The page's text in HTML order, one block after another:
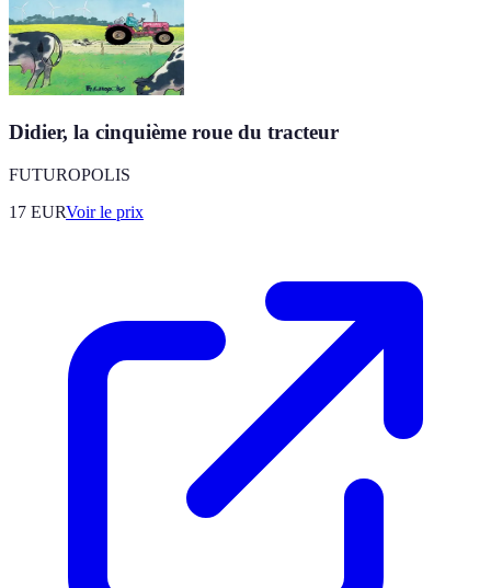
Didier, la cinquième roue du tracteur
FUTUROPOLIS
17 EURVoir le prix